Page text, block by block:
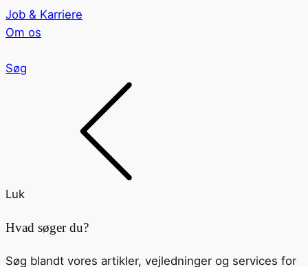
Job & Karriere
Om os
Søg
Luk
Hvad søger du?
Søg blandt vores artikler, vejledninger og services for